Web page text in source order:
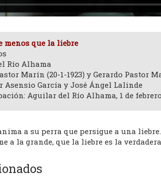
menos que la liebre
Río Alhama
Marín (20-1-1923) y Gerardo Pastor
Asensio García y José Ángel Lalinde
Aguilar del Río Alhama, 1 de febrero
a su perra que persigue a una
a la grande, que la liebre es la